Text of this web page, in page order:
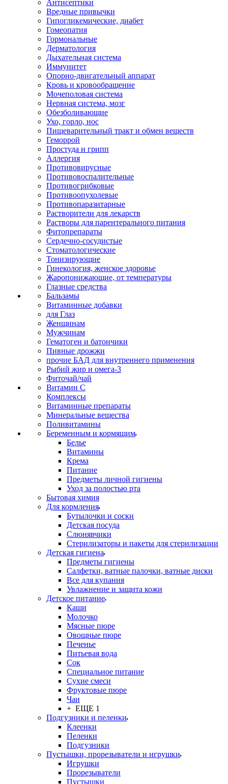
Антисептики
Вредные привычки
Гипогликемические, диабет
Гомеопатия
Гормональные
Дерматология
Дыхательная система
Иммунитет
Опорно-двигательный аппарат
Кровь и кровообращение
Мочеполовая система
Нервная система, мозг
Обезболивающие
Ухо, горло, нос
Пищеварительный тракт и обмен веществ
Геморрой
Простуда и грипп
Аллергия
Противовирусные
Противовоспалительные
Противогрибковые
Противоопухолевые
Противопаразитарные
Растворители для лекарств
Растворы для парентерального питания
Фитопрепараты
Сердечно-сосудистые
Стоматологические
Тонизирующие
Гинекология, женское здоровье
Жаропонижающие, от температуры
Глазные средства
Бальзамы
Витаминные добавки
для Глаз
Женщинам
Мужчинам
Гематоген и батончики
Пивные дрожжи
прочие БАД для внутреннего применения
Рыбий жир и омега-3
Фиточай/чай
Витамин С
Комплексы
Витаминные препараты
Минеральные вещества
Поливитамины
Беременным и кормящим
Белье
Витамины
Крема
Питание
Предметы личной гигиены
Уход за полостью рта
Бытовая химия
Для кормления
Бутылочки и соски
Детская посуда
Слюнявчики
Стерилизаторы и пакеты для стерилизации
Детская гигиена
Предметы гигиены
Салфетки, ватные палочки, ватные диски
Все для купания
Увлажнение и защита кожи
Детское питание
Каши
Молочко
Мясные пюре
Овощные пюре
Печенье
Питьевая вода
Сок
Специальное питание
Сухие смеси
Фруктовые пюре
Чаи
+ ЕЩЕ 1
Подгузники и пеленки
Клеенки
Пеленки
Подгузники
Пустышки, прорезыватели и игрушки
Игрушки
Прорезыватели
Пустышки